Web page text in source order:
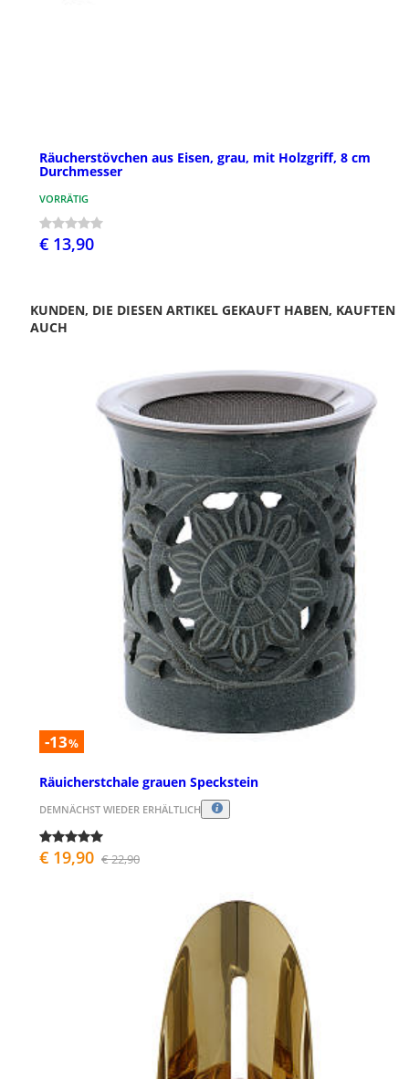
Räucherstövchen aus Eisen, grau, mit Holzgriff, 8 cm
Durchmesser
VORRÄTIG
€ 13,90
KUNDEN, DIE DIESEN ARTIKEL GEKAUFT HABEN, KAUFTEN
AUCH
-13%
Räuicherstchale grauen Speckstein
DEMNÄCHST WIEDER ERHÄLTLICH
€ 19,90 € 22,90